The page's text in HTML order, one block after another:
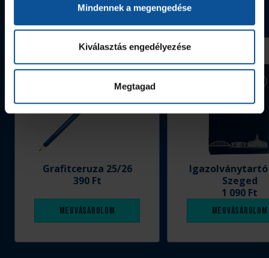
Mindennek a megengedése
Kiválasztás engedélyezése
Megtagad
Webshop termékek
Grafitceruza 25/26
390 Ft
Megvásárolom
Szeged
1 090 Ft
Megvásárolom